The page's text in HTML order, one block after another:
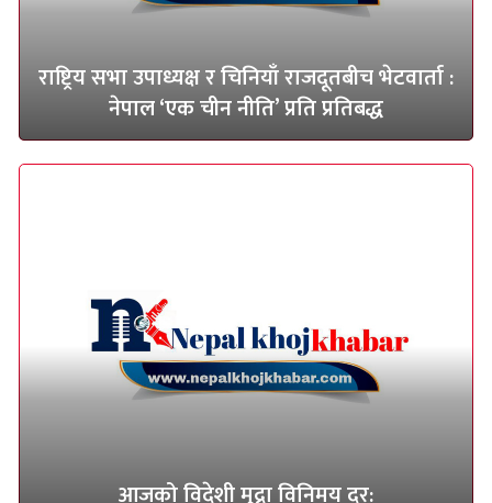
राष्ट्रिय सभा उपाध्यक्ष र चिनियाँ राजदूतबीच भेटवार्ता :
नेपाल ‘एक चीन नीति’ प्रति प्रतिबद्ध
आजको विदेशी मुद्रा विनिमय दर: